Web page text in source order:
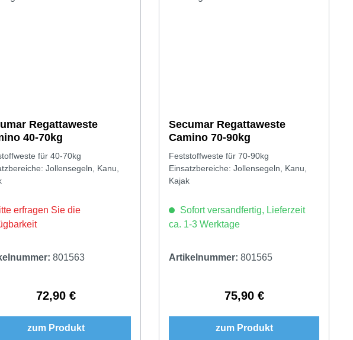
Regattaweste
40-70kg
für 40-70kg
Jollensegeln, Kanu,
erfragen Sie die
801563
Regulärer Preis:
72,90 €
zum Produkt
Secumar Regattaweste
Camino 70-90kg
Feststoffweste für 70-90kg
Einsatzbereiche: Jollensegeln, Kanu,
Kajak
Sofort versandfertig, Lieferzeit
ca. 1-3 Werktage
Artikelnummer:801565
Regulärer Preis:
75,90 €
zum Produkt